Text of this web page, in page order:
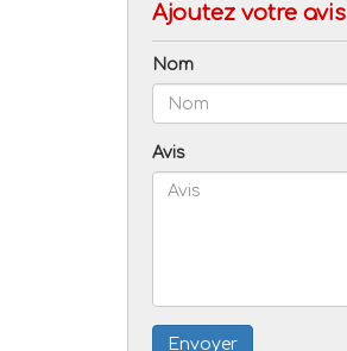
Ajoutez votre avis
Nom
Avis
Envoyer